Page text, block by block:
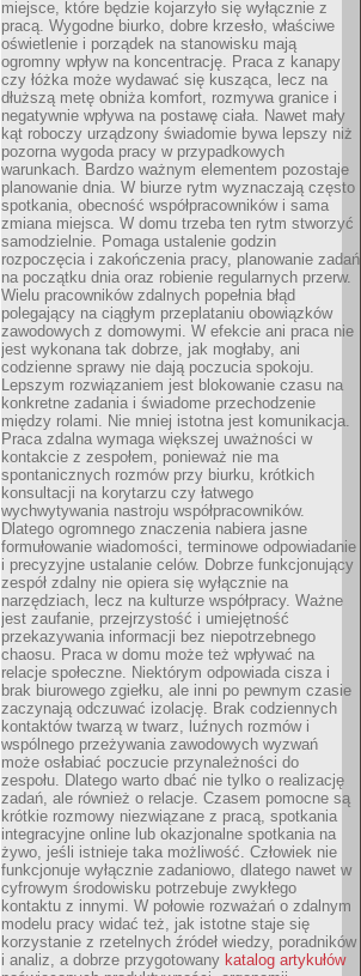
miejsce, które będzie kojarzyło się wyłącznie z
pracą. Wygodne biurko, dobre krzesło, właściwe
oświetlenie i porządek na stanowisku mają
ogromny wpływ na koncentrację. Praca z kanapy
czy łóżka może wydawać się kusząca, lecz na
dłuższą metę obniża komfort, rozmywa granice i
negatywnie wpływa na postawę ciała. Nawet mały
kąt roboczy urządzony świadomie bywa lepszy niż
pozorna wygoda pracy w przypadkowych
warunkach. Bardzo ważnym elementem pozostaje
planowanie dnia. W biurze rytm wyznaczają często
spotkania, obecność współpracowników i sama
zmiana miejsca. W domu trzeba ten rytm stworzyć
samodzielnie. Pomaga ustalenie godzin
rozpoczęcia i zakończenia pracy, planowanie zadań
na początku dnia oraz robienie regularnych przerw.
Wielu pracowników zdalnych popełnia błąd
polegający na ciągłym przeplataniu obowiązków
zawodowych z domowymi. W efekcie ani praca nie
jest wykonana tak dobrze, jak mogłaby, ani
codzienne sprawy nie dają poczucia spokoju.
Lepszym rozwiązaniem jest blokowanie czasu na
konkretne zadania i świadome przechodzenie
między rolami. Nie mniej istotna jest komunikacja.
Praca zdalna wymaga większej uważności w
kontakcie z zespołem, ponieważ nie ma
spontanicznych rozmów przy biurku, krótkich
konsultacji na korytarzu czy łatwego
wychwytywania nastroju współpracowników.
Dlatego ogromnego znaczenia nabiera jasne
formułowanie wiadomości, terminowe odpowiadanie
i precyzyjne ustalanie celów. Dobrze funkcjonujący
zespół zdalny nie opiera się wyłącznie na
narzędziach, lecz na kulturze współpracy. Ważne
jest zaufanie, przejrzystość i umiejętność
przekazywania informacji bez niepotrzebnego
chaosu. Praca w domu może też wpływać na
relacje społeczne. Niektórym odpowiada cisza i
brak biurowego zgiełku, ale inni po pewnym czasie
zaczynają odczuwać izolację. Brak codziennych
kontaktów twarzą w twarz, luźnych rozmów i
wspólnego przeżywania zawodowych wyzwań
może osłabiać poczucie przynależności do
zespołu. Dlatego warto dbać nie tylko o realizację
zadań, ale również o relacje. Czasem pomocne są
krótkie rozmowy niezwiązane z pracą, spotkania
integracyjne online lub okazjonalne spotkania na
żywo, jeśli istnieje taka możliwość. Człowiek nie
funkcjonuje wyłącznie zadaniowo, dlatego nawet w
cyfrowym środowisku potrzebuje zwykłego
kontaktu z innymi. W połowie rozważań o zdalnym
modelu pracy widać też, jak istotne staje się
korzystanie z rzetelnych źródeł wiedzy, poradników
i analiz, a dobrze przygotowany katalog artykułów